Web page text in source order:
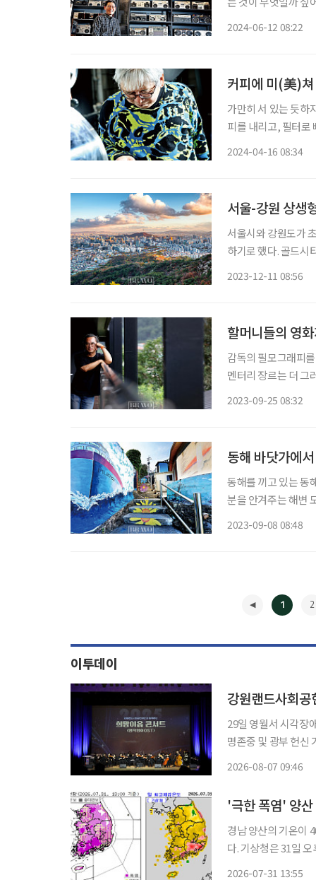
2024-06-12 08:22
커피에 미(美)
가만히 서 있는 듯하
피를 내리고, 필터로
2024-04-16 08:34
서울-강원 상생
서울시와 강원도가
하기로 했다. 골드시티는 주거·취업·여가가 가능한 신도시로, 서울시가 추진하는 지방 상생
2023-12-11 08:56
할머니들의 영
감독의 필모그래피
멘터리 장르는 더 그
2023-09-25 08:32
동해 바닷가에
동해를 끼고 있는 동
분을 안겨주는 해변
2023-09-08 08:48
1 2
이투데이
29일 영월서 시각장
명존중 및 광부 헌신 기리
2026-08-07 09:46
'극한 폭염' 양
경남 양산의 기온이
다. 기상청은 31일 오후 1시 10분 방재속보를 통해 부산 중부·서부와 경남 양산·창원·김해에
2026-07-31 13:55